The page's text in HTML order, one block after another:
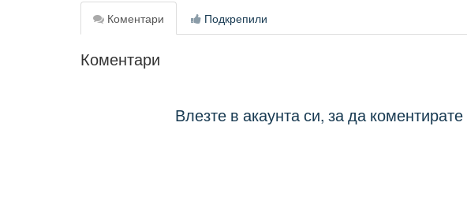
Коментари Подкрепили
Коментари
Влезте в акаунта си, за да коментирате